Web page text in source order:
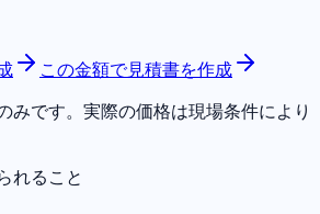
この金額で見積書を作成
みです。実際の価格は現場条件により
れること